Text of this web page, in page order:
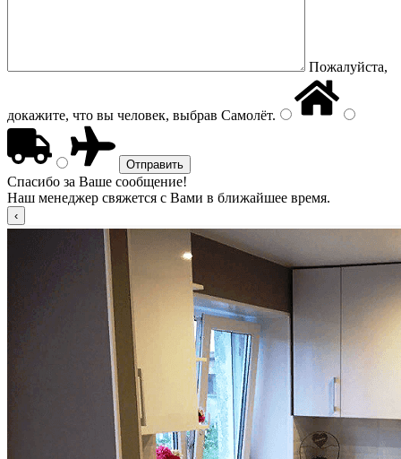
Пожалуйста,
докажите, что вы человек, выбрав Самолёт.
Спасибо за Ваше сообщение!
Наш менеджер свяжется с Вами в ближайшее время.